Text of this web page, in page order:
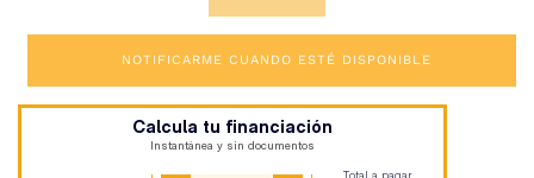
NOTIFICARME CUANDO ESTÉ DISPONIBLE